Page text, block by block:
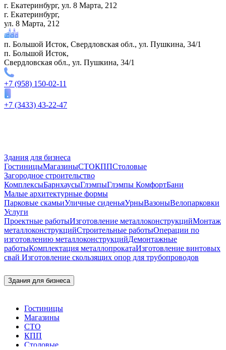
г. Екатеринбург, ул. 8 Марта, 212
г. Екатеринбург,
ул. 8 Марта, 212
​п. Большой Исток, Свердловская обл., ул. Пушкина, 34/1
​п. Большой Исток,
Свердловская обл., ул. Пушкина, 34/1
+7 (958) 150-02-11
+7 (3433) 43-22-47
Здания для бизнеса
ГостиницыМагазиныСТОКППСтоловые
Загородное строительство
КомплексыБарнхаусыГлэмпыГлэмпы КомфортБани
Малые архитектурные формы
Парковые скамьиУличные сиденьяУрныВазоныВелопарковки
Услуги
Проектные работыИзготовление металлоконструкцийМонтаж
металлоконструкцийСтроительные работыОперации по
изготовлению металлоконструкцийДемонтажные
работыКомплектация металлопрокатаИзготовление винтовых
свай Изготовление скользящих опор для трубопроводов
Здания для бизнеса
Гостиницы
Магазины
СТО
КПП
Столовые